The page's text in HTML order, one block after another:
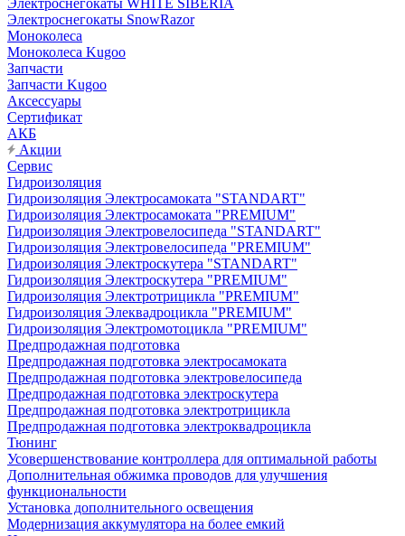
Электроснегокаты WHITE SIBERIA
Электроснегокаты SnowRazor
Моноколеса
Моноколеса Kugoo
Запчасти
Запчасти Kugoo
Аксессуары
Сертификат
АКБ
Акции
Сервис
Гидроизоляция
Гидроизоляция Электросамоката "STANDART"
Гидроизоляция Электросамоката "PREMIUM"
Гидроизоляция Электровелосипеда "STANDART"
Гидроизоляция Электровелосипеда "PREMIUM"
Гидроизоляция Электроскутера "STANDART"
Гидроизоляция Электроскутера "PREMIUM"
Гидроизоляция Электротрицикла "PREMIUM"
Гидроизоляция Элеквадроцикла "PREMIUM"
Гидроизоляция Электромотоцикла "PREMIUM"
Предпродажная подготовка
Предпродажная подготовка электросамоката
Предпродажная подготовка электровелосипеда
Предпродажная подготовка электроскутера
Предпродажная подготовка электротрицикла
Предпродажная подготовка электроквадроцикла
Тюнинг
Усовершенствование контроллера для оптимальной работы
Дополнительная обжимка проводов для улучшения
функциональности
Установка дополнительного освещения
Модернизация аккумулятора на более емкий